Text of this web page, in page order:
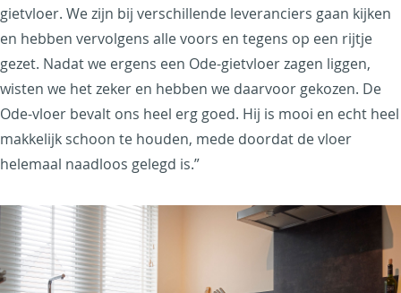
gietvloer. We zijn bij verschillende leveranciers gaan kijken
en hebben vervolgens alle voors en tegens op een rijtje
gezet. Nadat we ergens een Ode-gietvloer zagen liggen,
wisten we het zeker en hebben we daarvoor gekozen. De
Ode-vloer bevalt ons heel erg goed. Hij is mooi en echt heel
makkelijk schoon te houden, mede doordat de vloer
helemaal naadloos gelegd is.”